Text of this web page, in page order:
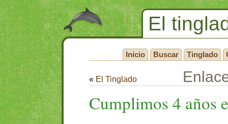
El
Inicio Buscar Tinglado
« El Tinglado
Cumplimos 4 años